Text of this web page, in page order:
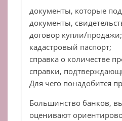
документы, которые
документы,
договор купли/продажи;
кадастровый паспорт;
справка о количестве
справки,
Для чего понадобится
Большинство банков,
оценивают